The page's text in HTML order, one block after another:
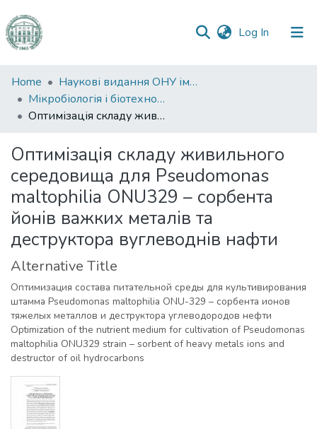
Log In (current)
Communities
&
Collections
Statistics
Home
Наукові видання ОНУ імені І. І. Мечникова
Мікробіологія і біотехнологія
Оптимізація складу живильного середовища для Pseudomonas maltophilia ОNU329 – сорбента йонів важких металів та деструктора вуглеводнів нафти
Оптимізація складу живильного
середовища для Pseudomonas
maltophilia ОNU329 – сорбента
йонів важких металів та
деструктора вуглеводнів нафти
Alternative Title
Оптимизация состава питательной среды для культивирования
штамма Pseudomonas maltophilia ОNU-329 – сорбента ионов
тяжелых металлов и деструктора углеводородов нефти
Optimization of the nutrient medium for cultivation of Pseudomonas
maltophilia ONU329 strain – sorbent of heavy metals ions and
destructor of oil hydrocarbons